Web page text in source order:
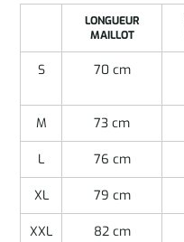
LONGUEUR
MAILLOT
S 70 cm
M 73 cm
L 76 cm
XL 79 cm
XXL 82 cm